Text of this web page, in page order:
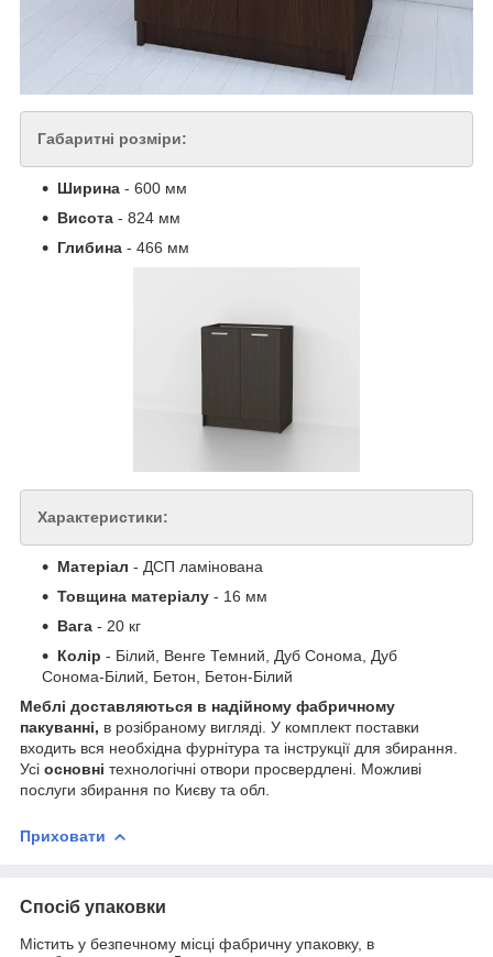
Габаритні розміри:
Ширина - 600 мм
Висота - 824 мм
Глибина - 466 мм
Характеристики:
Матеріал - ДСП ламінована
Товщина матеріалу - 16 мм
Вага - 20 кг
Колір - Білий, Венге Темний, Дуб Сонома, Дуб
Сонома-Білий, Бетон, Бетон-Білий
Меблі доставляються в надійному фабричному
пакуванні, в розібраному вигляді. У комплект поставки
входить вся необхідна фурнітура та інструкції для збирання.
Усі основні технологічні отвори просвердлені. Можливі
послуги збирання по Києву та обл.
Приховати
Спосіб упаковки
Містить у безпечному місці фабричну упаковку, в